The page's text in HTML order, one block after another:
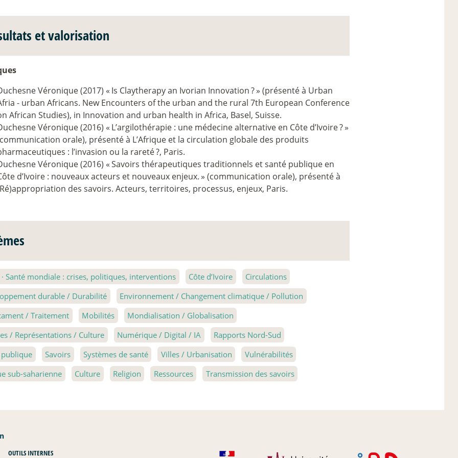
et valorisation
Véronique (2017) « Is Claytherapy an Ivorian Innovation?» (présenté à Urban
- urban Africans. New Encounters of the urban and the rural 7th European Conference
African Studies), in Innovation and urban health in Africa, Basel, Suisse.
Véronique (2016) « L’argilothérapie : une médecine alternative en Côte d’Ivoire?»
orale), présenté à L’Afrique et la circulation globale des produits
: l’invasion ou la rareté?, Paris.
Véronique (2016) «Savoirs thérapeutiques traditionnels et santé publique en
d’Ivoire : nouveaux acteurs et nouveaux enjeux.» (communication orale), présenté à
des savoirs. Acteurs, territoires, processus, enjeux, Paris.
· Santé mondiale : crises, politiques, interventions Côte d’Ivoire
Circulations
durable / Durabilité
Environnement / Changement climatique / Pollution
/ Traitement
Mobilités
Mondialisation / Globalisation
/ Représentations / Culture
Numérique / Digital / IA
Rapports Nord-Sud
publique
Savoirs Systèmes de santé Villes / Urbanisation
Vulnérabilités
sub-saharienne
Culture Religion Ressources Transmission des savoirs
OUTILS INTERNES